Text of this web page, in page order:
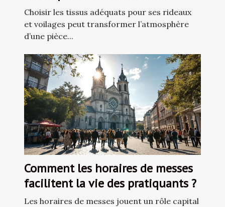
voilages ?
Choisir les tissus adéquats pour ses rideaux
et voilages peut transformer l’atmosphère
d’une pièce...
Comment les horaires de messes
facilitent la vie des pratiquants ?
Les horaires de messes jouent un rôle capital